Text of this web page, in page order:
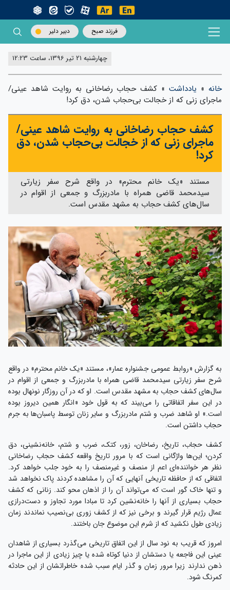
فرزند صبح دبیر دلیر
چهارشنبه 21 تیر 1396، ساعت 12:23
خانه» یادداشت» کشف حجاب رضاخانی به روایت شاهد عینی/
ماجرای زنی که از خجالت بی‌حجاب شدن، دق کرد!
کشف حجاب رضاخانی به روایت شاهد عینی/
ماجرای زنی که از خجالت بی‌حجاب شدن، دق
کرد!
مستند «یک خانم محترم» در واقع شرح سفر زیارتی
سیدمحمد قاضی همراه با مادربزرگ و جمعی از اقوام در
سال‌های کشف حجاب به مشهد مقدس است.
به گزارش «روابط عمومی جشنواره عمار»، مستند «یک خانم محترم» در واقع
شرح سفر زیارتی سیدمحمد قاضی همراه با مادربزرگ و جمعی از اقوام در
سال‌های کشف حجاب به مشهد مقدس است. او که در آن روزگار نونهال بوده
در این سفر اتفاقاتی را می‌بیند که به قول خود «انگار همین دیروز بوده
است.» او شاهد ضرب و شتم مادربزرگ و سایر زنان توسط پاسبان‌ها به جرم
حجاب داشتن است.
کشف حجاب، تاریخ، رضاخان، زور، کتک، ضرب و شتم، خانه‌نشینی، دق
کردن؛ این‌ها واژگانی است که با مرور تاریخ واقعه کشف حجاب رضاخانی
نظر هر خواننده‌ای اعم از منصف و غیرمنصف را به خود جلب خواهد کرد.
اتفاقی که از حافظه تاریخی آنهایی که آن را مشاهده کردند پاک نخواهد شد
و تنها خاک گور است که می‌تواند آن را از اذهان محو کند. زنانی که کشف
حجاب بسیاری از آنها را خانه‌نشین کرد تا مبادا مورد تجاوز و دست‌درازی
عمال رژیم قرار گیرند و برخی نیز که از کشف زوری بی‌نصیب نماندند زمان
زیادی طول نکشید که از شرم این موضوع جان باختند.
امروز که قریب به نود سال از این اتفاق تاریخی می‌گذرد بسیاری از شاهدان
عینی این فاجعه یا دستشان از دنیا کوتاه شده یا چیز زیادی از این ماجرا در
ذهن ندارند زیرا مرور زمان و گذر ایام سبب شده خاطراتشان از این حادثه
کمرنگ شود.